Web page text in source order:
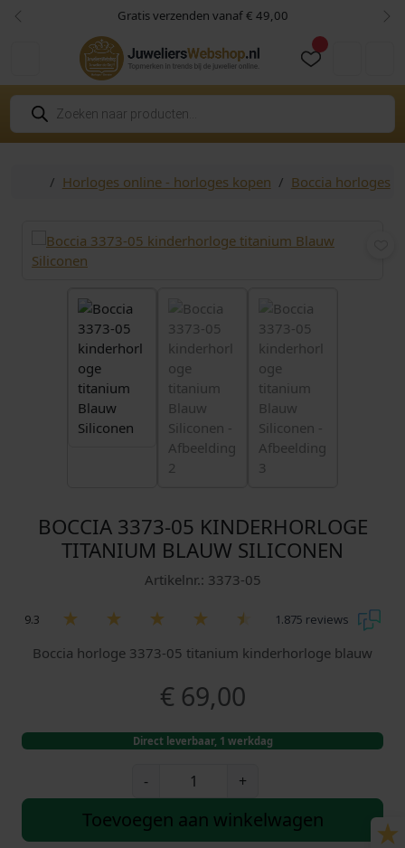
Skip to content
Skip to footer Gratis verzenden vanaf € 49,00
Vorige
P
o
d
HomeHorloges online - horloges kopen Boccia horloges
BOCCIA 3373-05 KINDERHORLOGE
TITANIUM BLAUW SILICONEN
Artikelnr.: 3373-05
9.3 1.875 reviews
Boccia horloge 3373-05 titanium kinderhorloge blauw
€69,00
Direct leverbaar, 1 werkdag
-
c
+
Toevoegen aan winkelwagen